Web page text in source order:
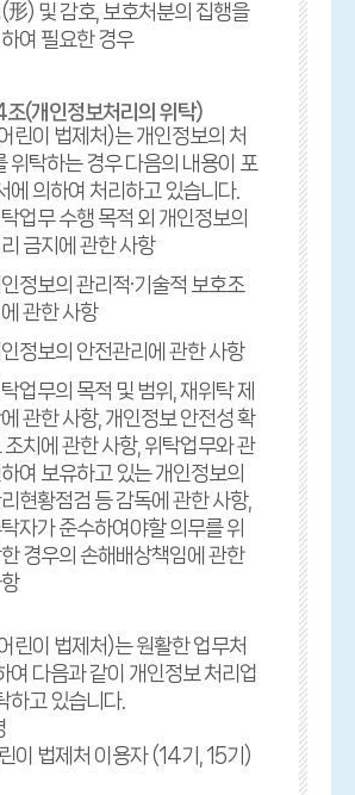
形) 및 감호, 보호처분의 집행을
여 필요한 경우
(개인정보처리의 위탁)
린이 법제처)는 개인정보의 처
위탁하는 경우 다음의 내용이 포
에 의하여 처리하고 있습니다.
업무 수행 목적 외 개인정보의
금지에 관한 사항
정보의 관리적·기술적 보호조
관한 사항
정보의 안전관리에 관한 사항
업무의 목적 및 범위, 재위탁 제
관한 사항, 개인정보 안전성 확
조치에 관한 사항, 위탁업무와 관
여 보유하고 있는 개인정보의
현황점검 등 감독에 관한 사항,
자가 준수하여야할 의무를 위
경우의 손해배상책임에 관한
린이 법제처)는 원활한 업무처
여 다음과 같이 개인정보 처리업
하고 있습니다.
이 법제처 이용자 (14기, 15기)